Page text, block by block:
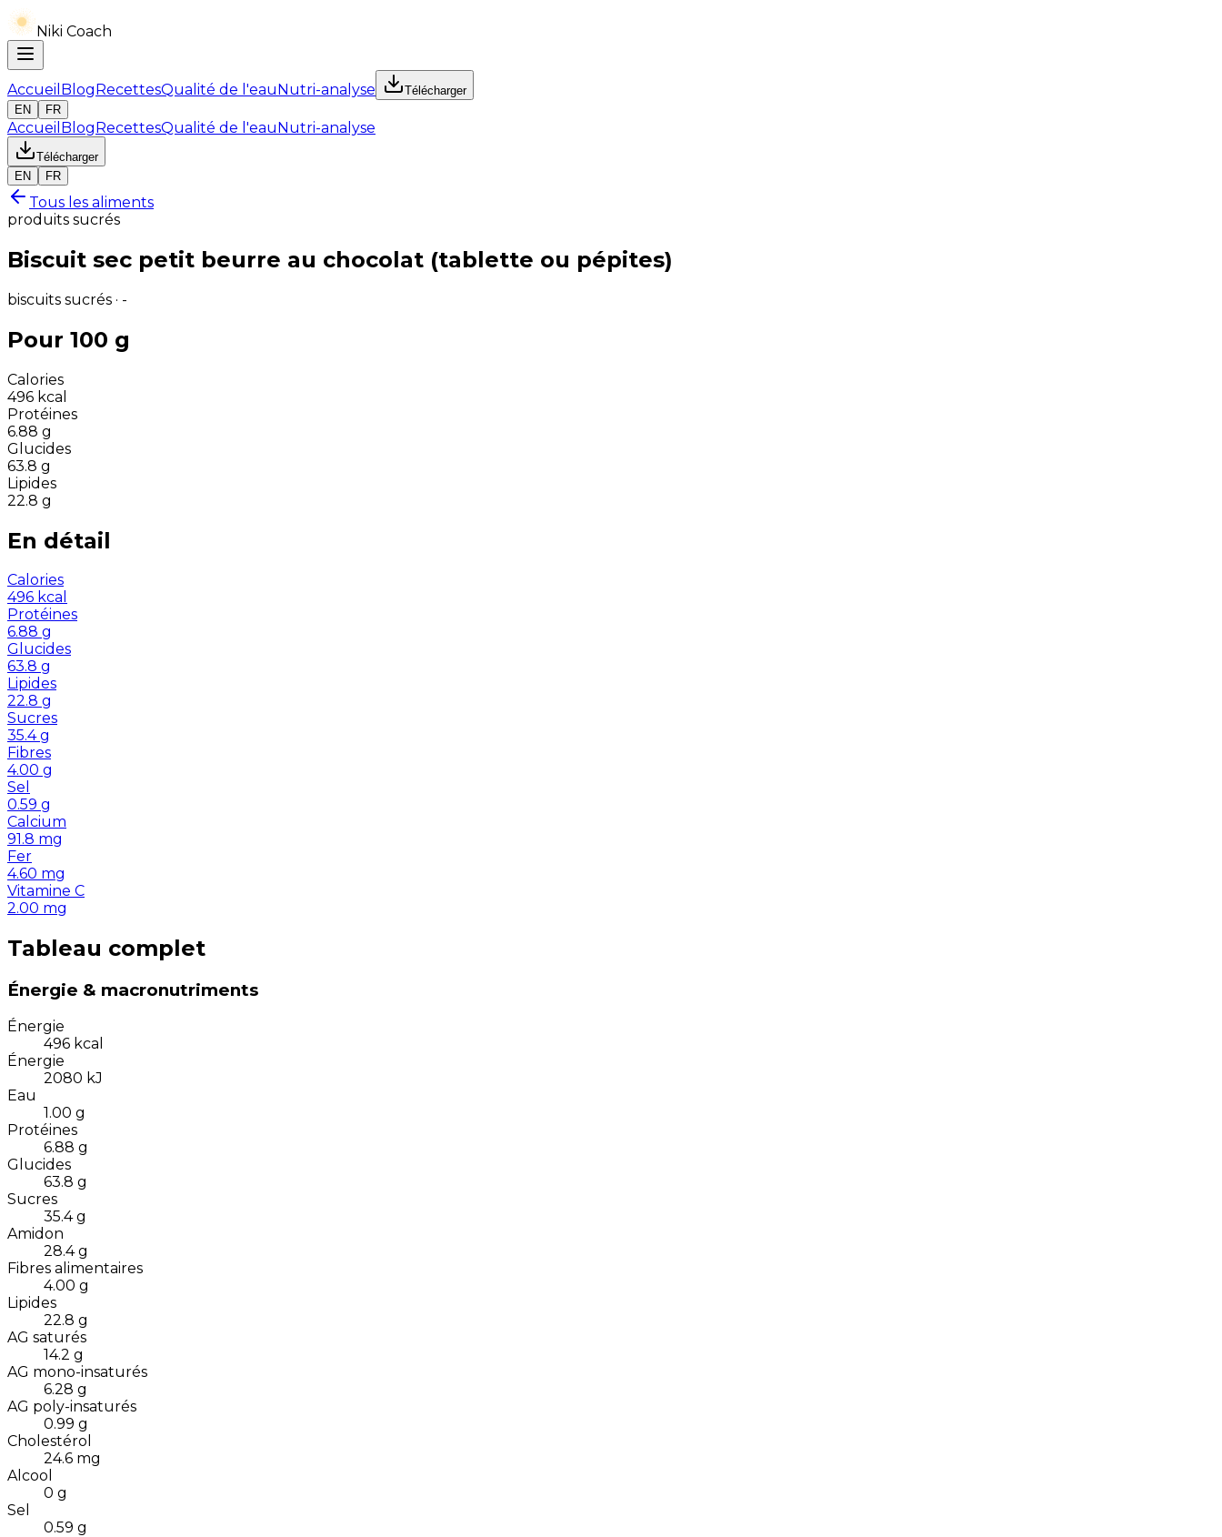
Niki Coach
Accueil BlogRecettesQualité de l'eauNutri-analyse
Télécharger
EN
FR
Accueil BlogRecettesQualité de l'eauNutri-analyse
Télécharger
EN
FR
Tous les aliments
produits sucrés
Biscuit sec petit beurre au chocolat (tablette ou pépites)
biscuits sucrés · -
Pour 100 g
Calories
496 kcal
Protéines
6.88 g
Glucides
63.8 g
Lipides
22.8 g
En détail
Calories
496 kcal
Protéines
6.88 g
Glucides
63.8 g
Lipides
22.8 g
Sucres
35.4 g
Fibres
4.00 g
Sel
0.59 g
Calcium
91.8 mg
Fer
4.60 mg
Vitamine C
2.00 mg
Tableau complet
Énergie & macronutriments
Énergie
496 kcal
Énergie
2080 kJ
Eau
1.00 g
Protéines
6.88 g
Glucides
63.8 g
Sucres
35.4 g
Amidon
28.4 g
Fibres alimentaires
4.00 g
Lipides
22.8 g
AG saturés
14.2 g
AG mono-insaturés
6.28 g
AG poly-insaturés
0.99 g
Cholestérol
24.6 mg
Alcool
0 g
Sel
0.59 g